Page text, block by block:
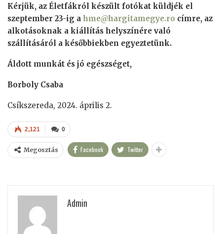
Kérjük, az Életfákról készült fotókat küldjék el
szeptember 23-ig a hme@hargitamegye.ro címre, az
alkotásoknak a kiállítás helyszínére való
szállításáról a későbbiekben egyeztetünk.
Áldott munkát és jó egészséget,
Borboly Csaba
Csíkszereda, 2024. április 2.
0
2,121
Megosztás Facebook Twitter
Admin